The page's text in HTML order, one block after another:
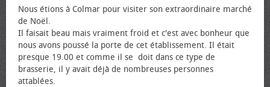
Nous étions à Colmar pour visiter son extraordinaire marché
de Noël.
Il faisait beau mais vraiment froid et c'est avec bonheur que
nous avons poussé la porte de cet établissement. Il était
presque 19.00 et comme il se doit dans ce type de
brasserie, il y avait déjà de nombreuses personnes
attablées.